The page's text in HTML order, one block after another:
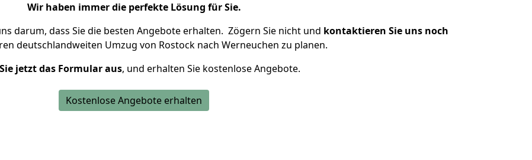
Wir haben immer die perfekte Lösung für Sie.
darum, dass Sie die besten Angebote erhalten. Zögern Sie nicht und kontaktieren Sie uns noch
deutschlandweiten Umzug von Rostock nach Werneuchen zu planen.
jetzt das Formular aus, und erhalten Sie kostenlose Angebote.
Kostenlose Angebote erhalten